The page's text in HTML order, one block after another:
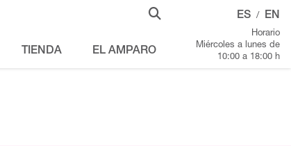
TIENDA EL AMPARO
ES / EN
Horario
Miércoles a lunes de
10:00 a 18:00 h